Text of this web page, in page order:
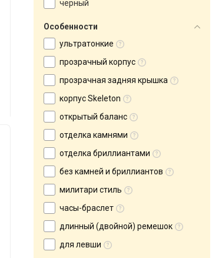
черный
Особенности
ультратонкие
прозрачный корпус
прозрачная задняя крышка
корпус Skeleton
открытый баланс
отделка камнями
отделка бриллиантами
без камней и бриллиантов
милитари стиль
часы-браслет
длинный (двойной) ремешок
для левши